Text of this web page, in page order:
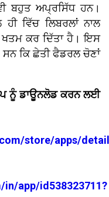
ਬਹੁਤ ਅਪ੍ਰਸਿੱਧ ਹਨ।
ਵਿੱਚ ਲਿਬਰਲਾਂ ਨਾਲ
ਕਰ ਦਿੱਤਾ ਹੈ। ਇਸ
ਕਿ ਛੇਤੀ ਫੈਡਰਲ ਚੋਣਾਂ
ਨੂੰ ਡਾਊਨਲੋਡ ਕਰਨ ਲਈ
store/apps/
app/id538323711?